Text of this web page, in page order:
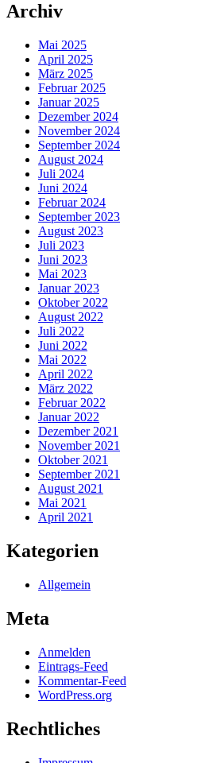
Archiv
Mai 2025
April 2025
März 2025
Februar 2025
Januar 2025
Dezember 2024
November 2024
September 2024
August 2024
Juli 2024
Juni 2024
Februar 2024
September 2023
August 2023
Juli 2023
Juni 2023
Mai 2023
Januar 2023
Oktober 2022
August 2022
Juli 2022
Juni 2022
Mai 2022
April 2022
März 2022
Februar 2022
Januar 2022
Dezember 2021
November 2021
Oktober 2021
September 2021
August 2021
Mai 2021
April 2021
Kategorien
Allgemein
Meta
Anmelden
Eintrags-Feed
Kommentar-Feed
WordPress.org
Rechtliches